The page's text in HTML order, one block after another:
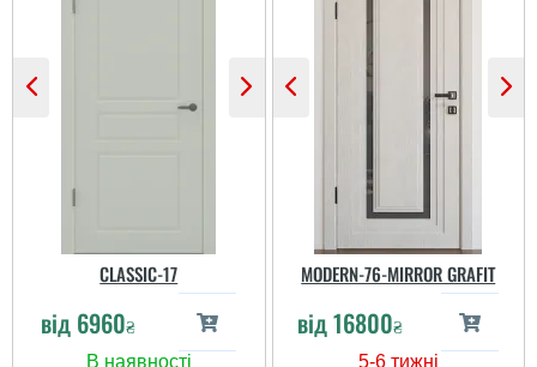
прилягають щільно —
Чудові міжкімнатні двері
по якості. Я дуже
задоволена, магазин
рекомендую!
CLASSIC-17
від 6960₴
MODERN-76-MIRROR GRAFIT
від16800₴